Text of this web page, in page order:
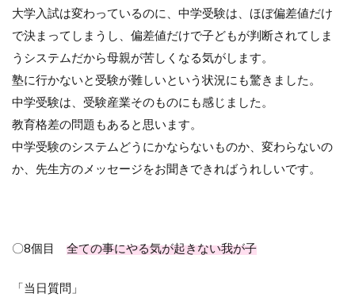
大学入試は変わっているのに、中学受験は、ほぼ偏差値だけ
で決まってしまうし、偏差値だけで子どもが判断されてしま
うシステムだから母親が苦しくなる気がします。
塾に行かないと受験が難しいという状況にも驚きました。
中学受験は、受験産業そのものにも感じました。
教育格差の問題もあると思います。
中学受験のシステムどうにかならないものか、変わらないの
か、先生方のメッセージをお聞きできればうれしいです。
〇8個目 全ての事にやる気が起きない我が子
「当日質問」